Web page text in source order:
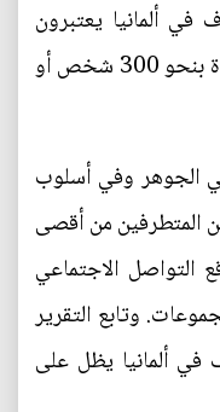
ألمانيا يعتبرون
مستعدين لارتكاب أعمال عنف بزيادة بنحو 300 شخص أو
الجوهر وفي أسلوب
المتطرفين من أقصى
التواصل الاجتماعي
وتابع التقرير
في ألمانيا يظل على